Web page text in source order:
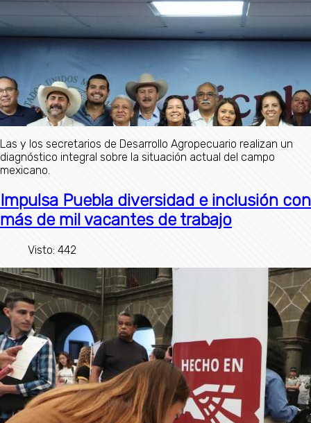
Las y los secretarios de Desarrollo Agropecuario realizan un
diagnóstico integral sobre la situación actual del campo
mexicano.
Impulsa Puebla diversidad e inclusión con
más de mil vacantes de trabajo
Visto: 442